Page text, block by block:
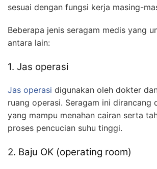
sesuai dengan fungsi kerja masing-
Beberapa jenis seragam medis yang
antara lain:
1. Jas operasi
Jas operasi digunakan oleh dokter
ruang operasi. Seragam ini dirancang
yang mampu menahan cairan serta
proses pencucian suhu tinggi.
2. Baju OK (operating room)